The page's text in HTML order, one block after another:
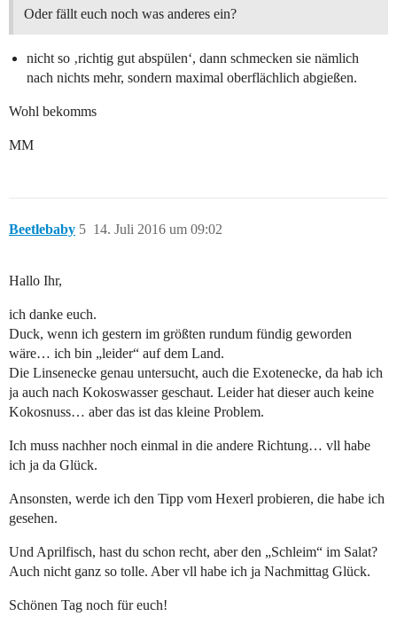
Oder fällt euch noch was anderes ein?
nicht so ‚richtig gut abspülen‘, dann schmecken sie nämlich
nach nichts mehr, sondern maximal oberflächlich abgießen.
Wohl bekomms
MM
Beetlebaby 14. Juli 2016 um 09:02
5
Hallo Ihr,
ich danke euch.
Duck, wenn ich gestern im größten rundum fündig geworden
wäre… ich bin „leider“ auf dem Land.
Die Linsenecke genau untersucht, auch die Exotenecke, da hab ich
ja auch nach Kokoswasser geschaut. Leider hat dieser auch keine
Kokosnuss… aber das ist das kleine Problem.
Ich muss nachher noch einmal in die andere Richtung… vll habe
ich ja da Glück.
Ansonsten, werde ich den Tipp vom Hexerl probieren, die habe ich
gesehen.
Und Aprilfisch, hast du schon recht, aber den „Schleim“ im Salat?
Auch nicht ganz so tolle. Aber vll habe ich ja Nachmittag Glück.
Schönen Tag noch für euch!